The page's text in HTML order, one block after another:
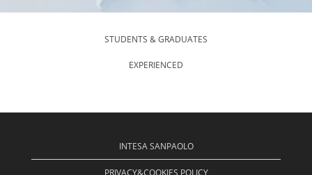
STUDENTS & GRADUATES
EXPERIENCED
INTESA SANPAOLO
PRIVACY&COOKIES POLICY